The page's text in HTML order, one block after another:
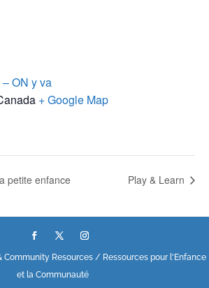
ON y va
+ Google Map
petite enfance Play & Learn
Community Resources / Ressources pour l'Enfance
et la Communauté